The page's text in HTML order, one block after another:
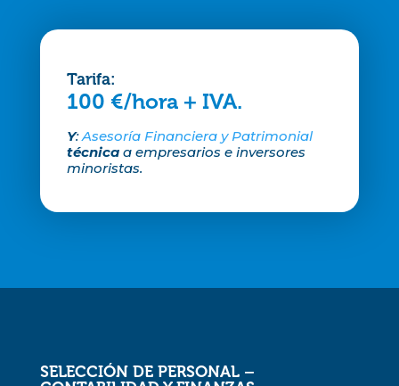
Tarifa:
100 €/hora + IVA.
Y:Asesoría Financiera y Patrimonial
técnicaa empresarios e inversores
minoristas.
SELECCIÓN DE PERSONAL –